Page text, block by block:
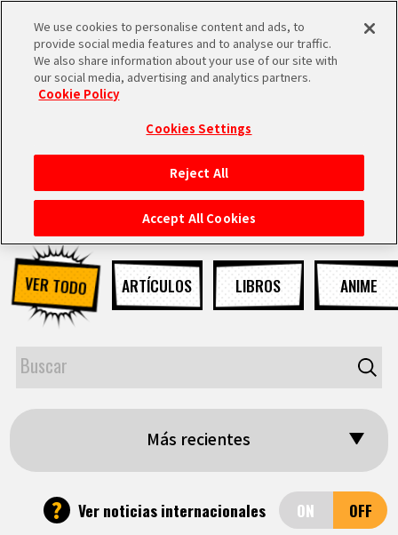
MEN
INICIO
NOTICIAS
LO MÁS DESTACADO
VÍDEOS
ARTÍCULOS
NOTICIAS
VER TODO ARTÍCULOS LIBROS ANIME
Más recientes
? Ver noticias internacionales
We use cookies to personalise content and ads, to
provide social media features and to analyse our traffic.
We also share information about your use of our site with
our social media, advertising and analytics partners.
Cookie Policy
Cookies Settings
Reject All
Accept All Cookies